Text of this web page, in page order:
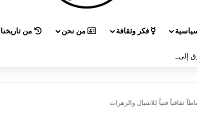
فكر وثقافة من نحن من تاريخنا
إلى هيكل مهنئاً بمناسبة عيد الجيش
ثقافياً فنياً للاشبال والزهرات